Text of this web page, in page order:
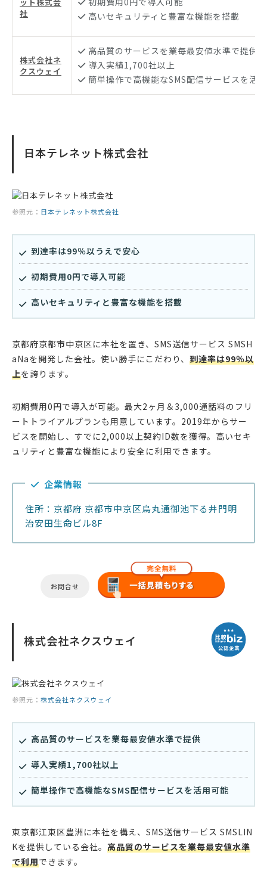
ット株式会
社
高いセキュリティと豊富な機能を搭載
株式会社ネ
クスウェイ
高品質のサービスを業毎最安値水準で提供
導入実績1,700社以上
簡単操作で高機能なSMS配信サービスを活
日本テレネット株式会社
参照元： 日本テレネット株式会社
到達率は99％以うえで安心
初期費用0円で導入可能
高いセキュリティと豊富な機能を搭載
京都府京都市中京区に本社を置き、SMS送信サービス SMSH
aNaを開発した会社。使い勝手にこだわり、 到達率は99％以
上を誇ります。
初期費用0円で導入が可能。最大2ヶ月＆3,000通話料のフリ
ートトライアルプランも用意しています。2019年からサー
ビスを開始し、すでに2,000以上契約ID数を獲得。高いセキ
ュリティと豊富な機能により安全に利用できます。
企業情報
住所：京都府 京都市中京区烏丸通御池下る井門明
治安田生命ビル8F
お問合せ
株式会社ネクスウェイ
参照元： 株式会社ネクスウェイ
高品質のサービスを業毎最安値水準で提供
導入実績1,700社以上
簡単操作で高機能なSMS配信サービスを活用可能
東京都江東区豊洲に本社を構え、SMS送信サービス SMSLIN
Kを提供している会社。 高品質のサービスを業毎最安値水準
で利用できます。